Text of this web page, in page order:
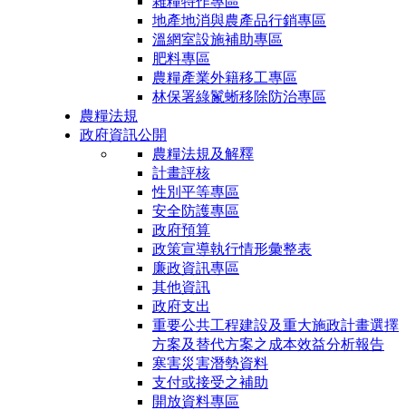
地產地消與農產品行銷專區
溫網室設施補助專區
肥料專區
農糧產業外籍移工專區
林保署綠鬣蜥移除防治專區
農糧法規
政府資訊公開
農糧法規及解釋
計畫評核
性別平等專區
安全防護專區
政府預算
政策宣導執行情形彙整表
廉政資訊專區
其他資訊
政府支出
重要公共工程建設及重大施政計畫選擇
方案及替代方案之成本效益分析報告
寒害災害潛勢資料
支付或接受之補助
開放資料專區